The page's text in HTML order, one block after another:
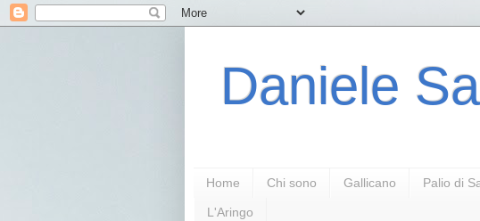
Daniele
Home Chi sono Gallicano Palio di
L'Aringo